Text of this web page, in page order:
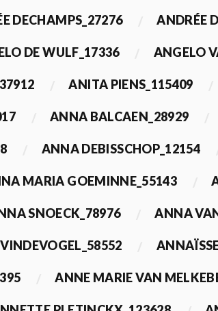
DECHAMPS_27276 ANDRÉE
DE WULF_17336 ANGELO
ANITA PIENS_115409
ANNA BALCAEN_28929
ANNA DEBISSCHOP_12154
MARIA GOEMINNE_55143
SNOECK_78976 ANNA
ANNE MARIE VAN